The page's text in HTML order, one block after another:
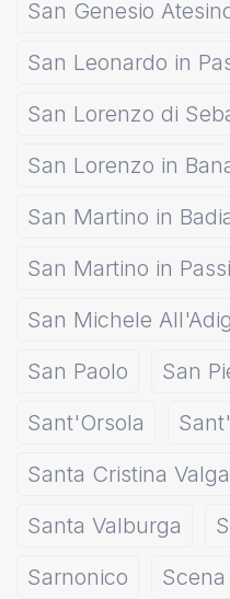
San Genesio
San Leonardo in
San Lorenzo di
San Lorenzo in
San Martino in
San Martino in
San Michele
San Paolo
San
Sant'Orsola
Santa Cristina
Santa Valburga
Sarnonico
Scena